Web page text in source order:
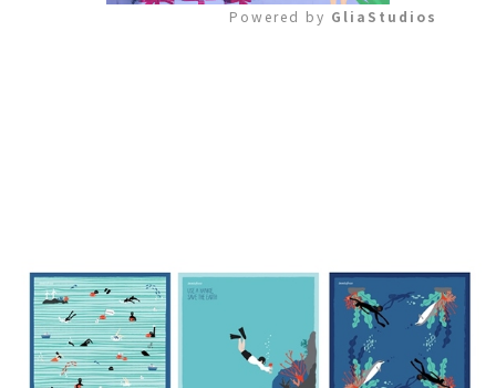
Powered by GliaStudios